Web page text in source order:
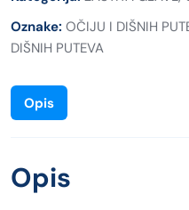
Oznake: OČIJU I DIŠNIH
DIŠNIH PUTEVA
Opis
Opis